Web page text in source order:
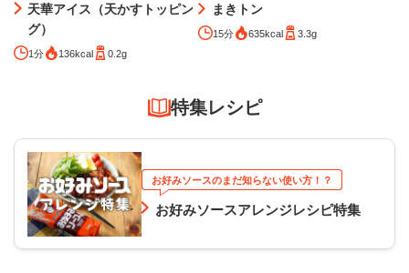
天華アイス（天かすトッピン
グ）
1分 136kcal 0.2g
まきトン
15分 635kcal 3.3g
特集レシピ
お好みソースのまだ知らない使い方！？
お好みソースアレンジレシピ特集